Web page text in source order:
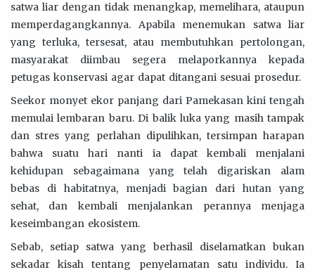
satwa liar dengan tidak menangkap, memelihara, ataupun
memperdagangkannya. Apabila menemukan satwa liar
yang terluka, tersesat, atau membutuhkan pertolongan,
masyarakat diimbau segera melaporkannya kepada
petugas konservasi agar dapat ditangani sesuai prosedur.
Seekor monyet ekor panjang dari Pamekasan kini tengah
memulai lembaran baru. Di balik luka yang masih tampak
dan stres yang perlahan dipulihkan, tersimpan harapan
bahwa suatu hari nanti ia dapat kembali menjalani
kehidupan sebagaimana yang telah digariskan alam
bebas di habitatnya, menjadi bagian dari hutan yang
sehat, dan kembali menjalankan perannya menjaga
keseimbangan ekosistem.
Sebab, setiap satwa yang berhasil diselamatkan bukan
sekadar kisah tentang penyelamatan satu individu. Ia